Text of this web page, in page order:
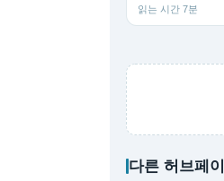
읽는 시간 7분
다른 허브페